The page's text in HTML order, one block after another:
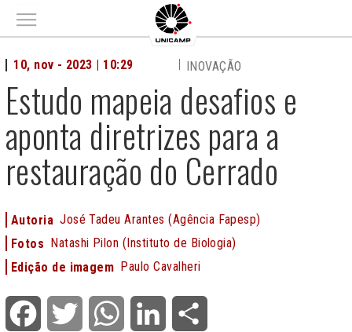
Main menu
Estudo mapeia desafios e
aponta diretrizes para a
restauração do Cerrado
10, nov - 2023 | 10:29 INOVAÇÃO
Autoria José Tadeu Arantes (Agência Fapesp)
Fotos Natashi Pilon (Instituto de Biologia)
Edição de imagem Paulo Cavalheri
Facebook Twitter WhatsApp LinkedIn